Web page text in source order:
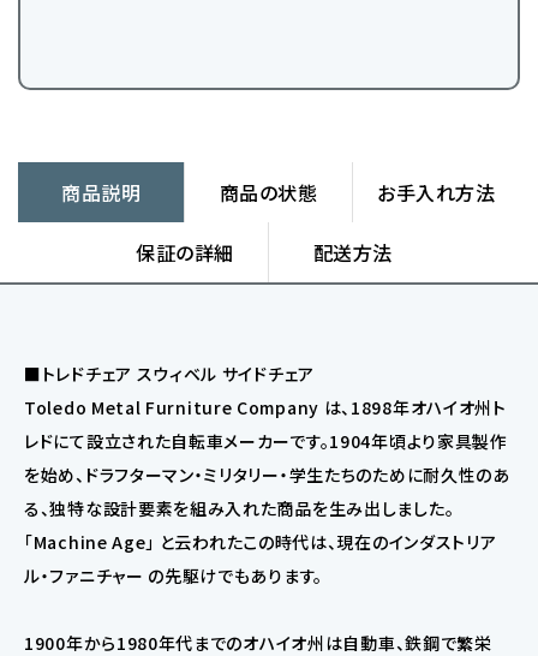
商品説明 商品の状態 お手入れ方法
保証の詳細 配送方法
■トレドチェア スウィベル サイドチェア
Toledo Metal Furniture Company は、1898年オハイオ州ト
レドにて設立された自転車メーカーです。1904年頃より家具製作
を始め、ドラフターマン・ミリタリー・学生たちのために耐久性のあ
る、独特な設計要素を組み入れた商品を生み出しました。
「Machine Age」 と云われたこの時代は、現在のインダストリア
ル・ファニチャー の先駆けでもあります。
1900年から1980年代までのオハイオ州は自動車、鉄鋼で繁栄